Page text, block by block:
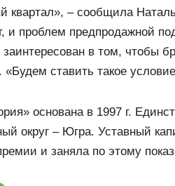
квартал», – сообщила
и проблем предпродажной
заинтересован в том, чтобы
«Будем ставить такое
основана в 1997 г.
округ – Югра. Уставный
и заняла по этому